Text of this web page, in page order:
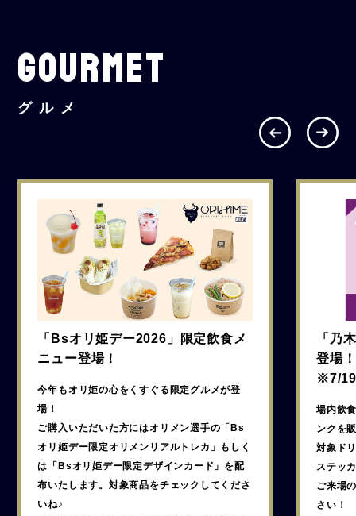
GOURMET
グルメ
「Bsオリ姫デー2026」限定飲食メ
ニュー登場！
今年もオリ姫の心をくすぐる限定グルメが登
場！
ご購入いただいた方にはオリメン選手の「Bs
オリ姫デー限定オリメンリアルトレカ」もしく
は「Bsオリ姫デー限定デザインカード」を配
布いたします。対象商品をチェックしてくださ
いね♪
「乃
登場！
※7/
場内飲
ンクを
対象ド
ステッ
ご来場
さい！